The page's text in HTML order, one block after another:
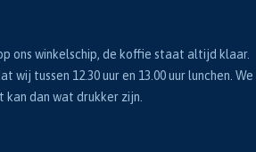
ons winkelschip, de koffie staat altijd klaar.
wij tussen 12.30 uur en 13.00 uur lunchen. We
kan dan wat drukker zijn.